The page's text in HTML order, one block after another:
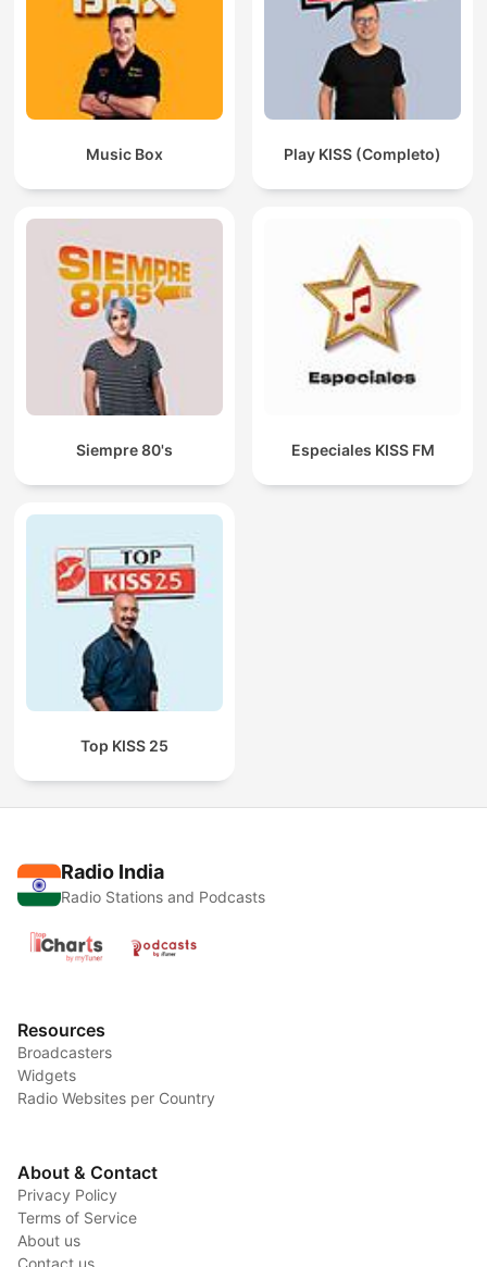
Music Box Play KISS (Completo)
Siempre 80's Especiales KISS FM
Top KISS 25
Radio India
Radio Stations and Podcasts
Resources
Broadcasters
Widgets
Radio Websites per Country
About & Contact
Privacy Policy
Terms of Service
About us